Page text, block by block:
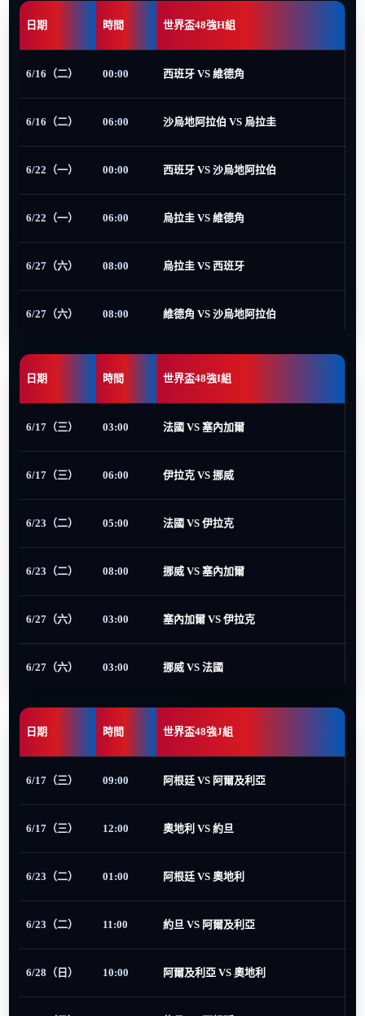
日期 時間 世界盃48強H組
6/16（二） 00:00 西班牙 VS 維德角
6/16（二） 06:00 沙烏地阿拉伯 VS 烏拉圭
6/22（一） 00:00 西班牙 VS 沙烏地阿拉伯
6/22（一） 06:00 烏拉圭 VS 維德角
6/27（六） 08:00 烏拉圭 VS 西班牙
6/27（六） 08:00 維德角 VS 沙烏地阿拉伯
日期 時間 世界盃48強I組
6/17（三） 03:00 法國 VS 塞內加爾
6/17（三） 06:00 伊拉克 VS 挪威
6/23（二） 05:00 法國 VS 伊拉克
6/23（二） 08:00 挪威 VS 塞內加爾
6/27（六） 03:00 塞內加爾 VS 伊拉克
6/27（六） 03:00 挪威 VS 法國
日期 時間 世界盃48強J組
6/17（三） 09:00 阿根廷 VS 阿爾及利亞
6/17（三） 12:00 奧地利 VS 約旦
6/23（二） 01:00 阿根廷 VS 奧地利
6/23（二） 11:00 約旦 VS 阿爾及利亞
6/28（日） 10:00 阿爾及利亞 VS 奧地利